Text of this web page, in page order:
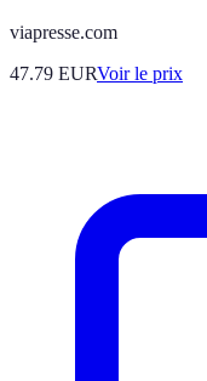
viapresse.com
47.79 EURVoir le prix